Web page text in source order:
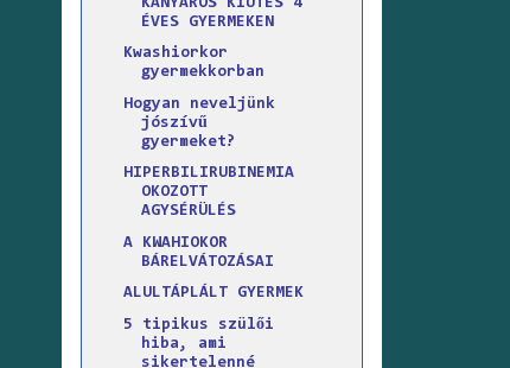
ÉVES GYERMEKEN
Kwashiorkor
gyermekkorban
Hogyan neveljünk
jószívű
gyermeket?
HIPERBILIRUBINEMIA
OKOZOTT
AGYSÉRÜLÉS
A KWAHIOKOR
BÁRELVÁTOZÁSAI
ALULTÁPLÁLT GYERMEK
5 tipikus szülői
hiba, ami
sikertelenné